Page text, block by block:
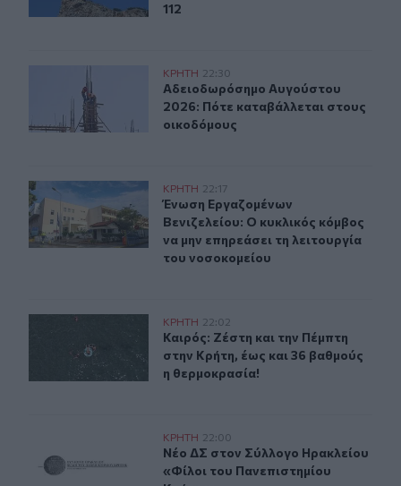
112
Αδειοδωρόσημο Αυγούστου 2026: Πότε καταβάλλεται
ΚΡΗΤΗ 22:30
Αδειοδωρόσημο Αυγούστου 2026:
Αδειοδωρόσημο Αυγούστου
2026: Πότε καταβάλλεται στους
οικοδόμους
Ένωση Εργαζομένων Βενιζελείου: Ο κυκλικός κόμβος
ΚΡΗΤΗ 22:17
Ένωση Εργαζομένων Βενιζελείου:
Ένωση Εργαζομένων
Βενιζελείου: Ο κυκλικός κόμβος
να μην επηρεάσει τη λειτουργία
του νοσοκομείου
Καιρός: Ζέστη και την Πέμπτη στην Κρήτη, έως και 36
ΚΡΗΤΗ 22:02
Καιρός: Ζέστη και την Πέμπτη
Καιρός: Ζέστη και την Πέμπτη
στην Κρήτη, έως και 36 βαθμούς
η θερμοκρασία!
Νέο ΔΣ στον Σύλλογο Ηρακλείου «Φίλοι του
ΚΡΗΤΗ 22:00
Νέο ΔΣ στον Σύλλογο Ηρακλείου
Νέο ΔΣ στον Σύλλογο Ηρακλείου
«Φίλοι του Πανεπιστημίου